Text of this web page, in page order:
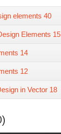
elements 40
Elements 15
14
12
in Vector 18